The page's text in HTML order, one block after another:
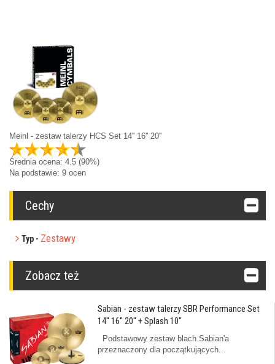
Meinl - zestaw talerzy HCS Set 14'' 16'' 20''
Średnia ocena: 4.5 (90%)
Na podstawie: 9 ocen
Cechy
Typ - Zestawy
Zobacz też
Sabian - zestaw talerzy SBR Performance Set
14'' 16'' 20'' + Splash 10"
Podstawowy zestaw blach Sabian'a
przeznaczony dla początkujących...